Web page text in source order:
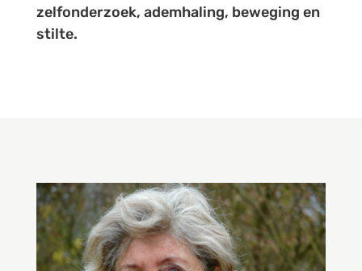
zelfonderzoek, ademhaling, beweging en
stilte.